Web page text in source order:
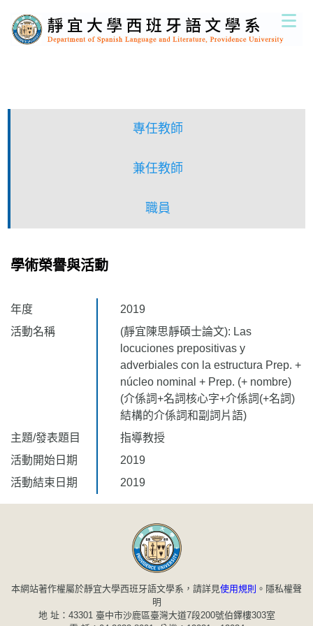
到
主
專任教師
兼任教師
職員
學術榮譽與活動
年度
2019
活動名稱
(靜宜陳思靜碩士論文): Las
locuciones prepositivas y
adverbiales con la estructura Prep. +
núcleo nominal + Prep. (+ nombre)
(介係詞+名詞核心字+介係詞(+名詞)
結構的介係詞和副詞片語)
主題/發表題目
指導教授
活動開始日期
2019
活動結束日期
2019
本網站著作權屬於靜宜大學西班牙語文學系，請詳見使用規則 。 隱私權聲
明
地 址：43301 臺中市沙鹿區臺灣大道7段200號伯鐸樓303室